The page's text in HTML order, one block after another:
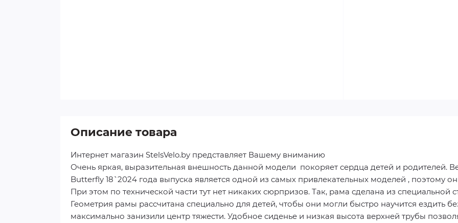
Описание товара
Интернет магазин StelsVelo.by представляет Вашему вниманию
Очень яркая, выразительная внешность данной модели покоряет сердца детей и родителей.
Butterfly 18`` 2024 года выпуска является одной из самых привлекательных моделей , поэтому
При этом по технической части тут нет никаких сюрпризов. Так, рама сделана из специальной
Геометрия рамы рассчитана специально для детей, чтобы они могли быстро научится ездить
максимально занизили центр тяжести. Удобное сиденье и низкая высота верхней трубы